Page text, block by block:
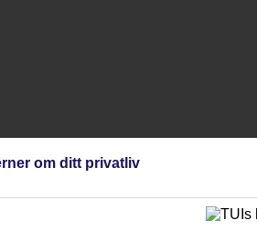
om ditt privatliv